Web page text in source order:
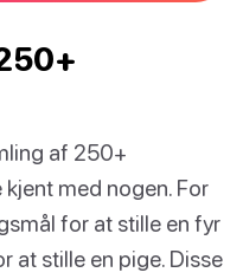
af 250+
med nogen. For
for at stille en fyr
at stille en pige. Disse